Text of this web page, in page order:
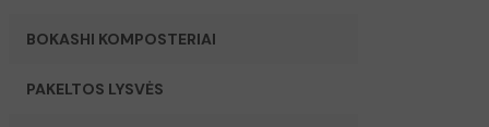
BOKASHI KOMPOSTERIAI
PAKELTOS LYSVĖS